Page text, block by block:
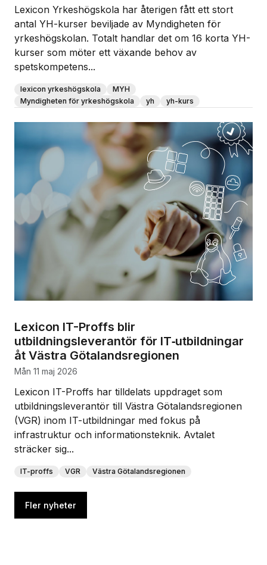
Lexicon Yrkeshögskola har återigen fått ett stort
antal YH-kurser beviljade av Myndigheten för
yrkeshögskolan. Totalt handlar det om 16 korta YH-
kurser som möter ett växande behov av
spetskompetens...
lexicon yrkeshögskola
MYH
Myndigheten för yrkeshögskola
yh yh-kurs
Lexicon IT-Proffs blir
utbildningsleverantör för IT‑utbildningar
åt Västra Götalandsregionen
mån 11 maj 2026
Lexicon IT-Proffs har tilldelats uppdraget som
utbildningsleverantör till Västra Götalandsregionen
(VGR) inom IT-utbildningar med fokus på
infrastruktur och informationsteknik. Avtalet
sträcker sig...
IT-proffs VGR Västra Götalandsregionen
Fler nyheter